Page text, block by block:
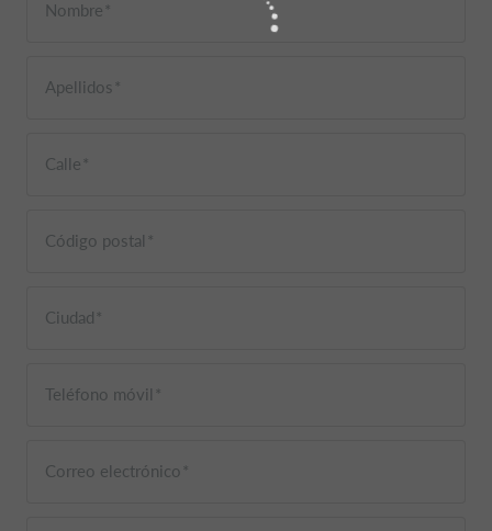
Nombre
Apellidos
Calle
Código postal
Ciudad
Teléfono móvil
Correo electrónico